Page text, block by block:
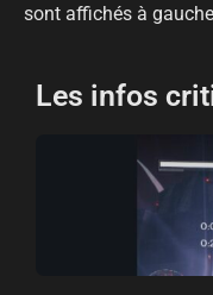
sont affichés à
Les infos